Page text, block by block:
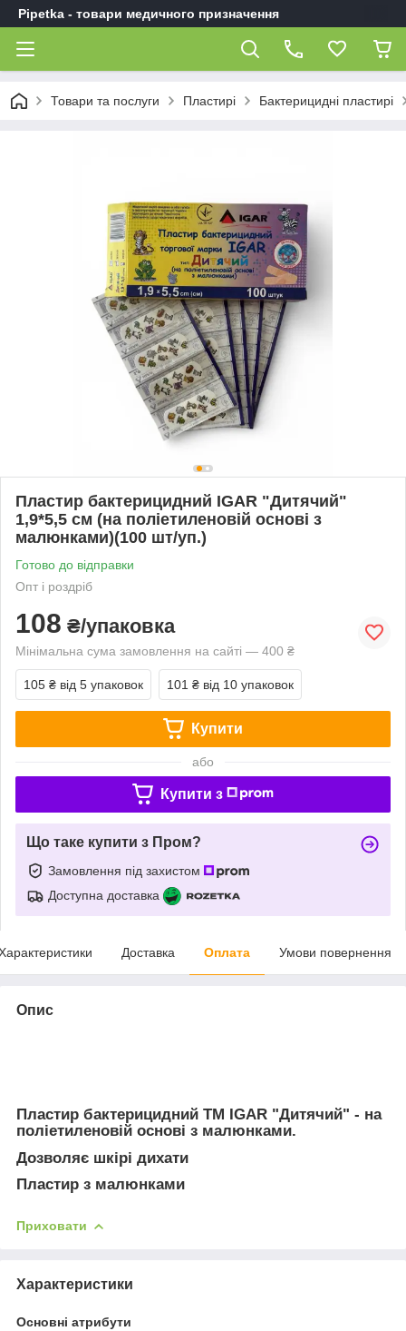
Pipetka - товари медичного призначення
Товари та послуги Пластирі Бактерицидні пластирі
Пластир бактерицидний IGAR "Дитячий"
1,9*5,5 см (на поліетиленовій основі з
малюнками)(100 шт/уп.)
Готово до відправки
Опт і роздріб
108 ₴/упаковка
Мінімальна сума замовлення на сайті — 400 ₴
105 ₴ від 5 упаковок 101 ₴ від 10 упаковок
Купити
або
Купити з
Що таке купити з Пром?
Замовлення під захистом
Доступна доставка
Доставка Оплата Умови повернення
Опис
Пластир бактерицидний ТМ IGAR "Дитячий" - на
поліетиленовій основі з малюнками.
Дозволяє шкірі дихати
Пластир з малюнками
Приховати
Характеристики
Основні атрибути